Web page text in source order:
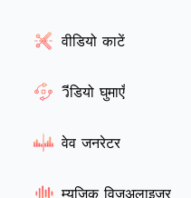
वीडियो काटें
วีडियो घुमाएँ
वेव जनरेटर
म्यूजिक विज़ुअलाइज़र